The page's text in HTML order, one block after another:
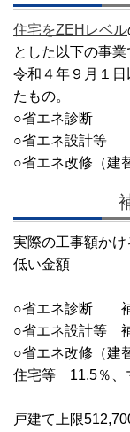
住宅をZEHレベル
とした以下の事業
令和４年９月１
たもの。
○省エネ診断
○省エネ設計等
○省エネ改修（建
実際の工事額か
低い金額
○省エネ診断 補
○省エネ設計等
○省エネ改修（建
住宅等 11.5％、
戸建て上限